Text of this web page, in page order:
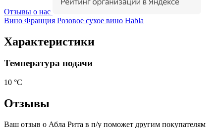
Отзывы о нас
Вино Франция Розовое сухое вино Habla
Характеристики
Температура подачи
10 °С
Отзывы
Ваш отзыв о Абла Рита в п/у поможет другим покупателям